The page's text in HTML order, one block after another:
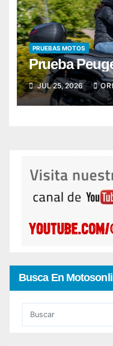
PRUEBAS MOTOS
Prueba
JUL 25, 2026
Busca En